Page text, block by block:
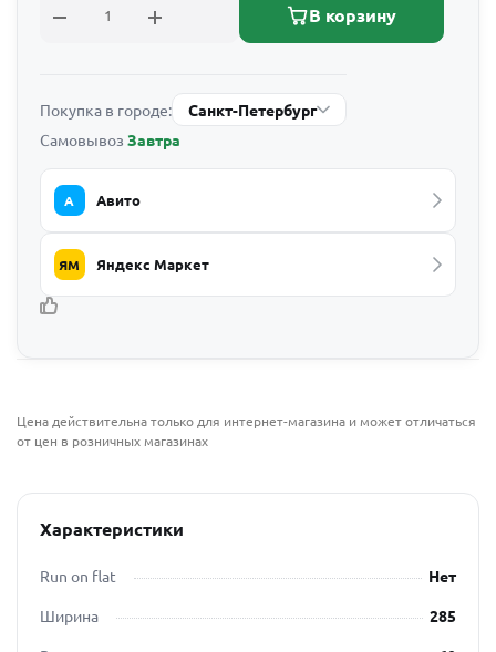
В корзину
Покупка в городе:
Санкт-Петербург
Самовывоз Завтра
А Авито
ЯМ Яндекс Маркет
Цена действительна только для интернет-магазина и может отличаться
от цен в розничных магазинах
Характеристики
Run on flat
Нет
Ширина
285